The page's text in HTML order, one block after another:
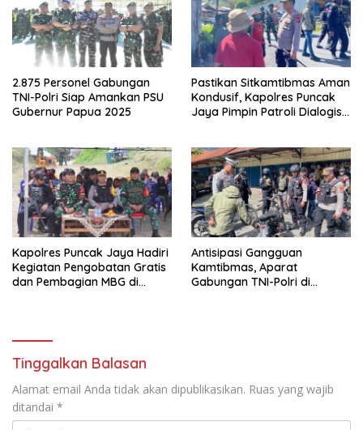
2.875 Personel Gabungan
TNI-Polri Siap Amankan PSU
Gubernur Papua 2025
Pastikan Sitkamtibmas Aman
Kondusif, Kapolres Puncak
Jaya Pimpin Patroli Dialogis
Kapolres Puncak Jaya Hadiri
Kegiatan Pengobatan Gratis
dan Pembagian MBG di
Antisipasi Gangguan
Kamtibmas, Aparat
Gabungan TNI-Polri di
Tinggalkan Balasan
Alamat email Anda tidak akan dipublikasikan. Ruas yang wajib
ditandai *